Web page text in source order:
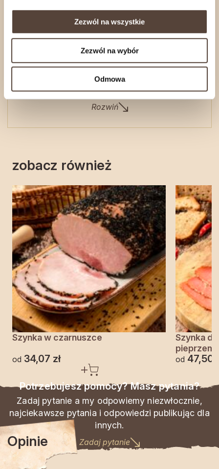
Zezwól na wszystkie
Zezwól na wybór
Odmowa
Zamówienia internetowe wysyłamyod
poniedziałkudoczwartku
Jeśli zależy Ci na konkretnym terminie realizacji,
skontaktuj się z nami
Informacje o produkcie
Rozwiń
zobacz również
Szynka w czarnuszce
od 34,07 zł
Szynka
pieprzem
od 47,50
Potrzebujesz pomocy? Masz pytania?
Zadaj pytanie a my odpowiemy niezwłocznie,
najciekawsze pytania i odpowiedzi publikując dla
innych.
Zadaj pytanie
Opinie